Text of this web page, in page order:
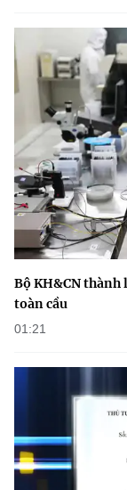
Bộ KH&CN
toàn cầu
01:21